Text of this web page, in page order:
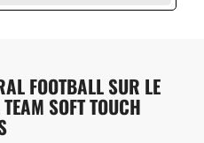
FOOTBALL SUR LE
SOFT TOUCH